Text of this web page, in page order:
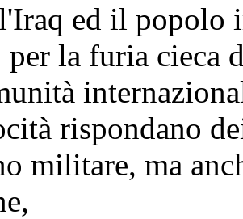
il popolo
la furia cieca
rispondano
militare, ma